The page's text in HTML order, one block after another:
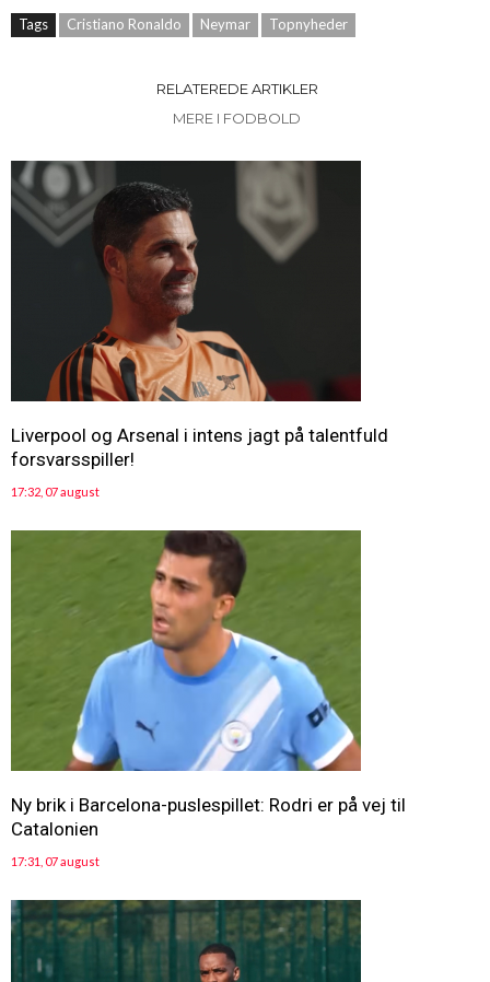
Tags Cristiano Ronaldo Neymar Topnyheder
RELATEREDE ARTIKLER
MERE I FODBOLD
Liverpool og Arsenal i intens jagt på talentfuld
forsvarsspiller!
17:32, 07 august
Ny brik i Barcelona-puslespillet: Rodri er på vej til
Catalonien
17:31, 07 august